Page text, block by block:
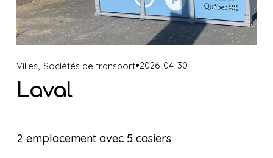
Villes, Sociétés de transport 2026-04-30
Laval
2 emplacement avec 5 casiers